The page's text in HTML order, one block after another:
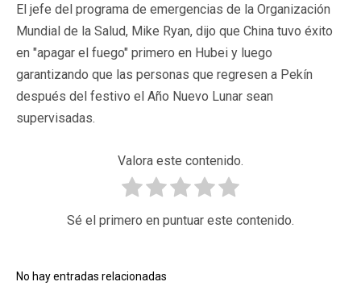
El jefe del programa de emergencias de la Organización
Mundial de la Salud, Mike Ryan, dijo que China tuvo éxito
en "apagar el fuego" primero en Hubei y luego
garantizando que las personas que regresen a Pekín
después del festivo el Año Nuevo Lunar sean
supervisadas.
Valora este contenido.
Sé el primero en puntuar este contenido.
No hay entradas relacionadas